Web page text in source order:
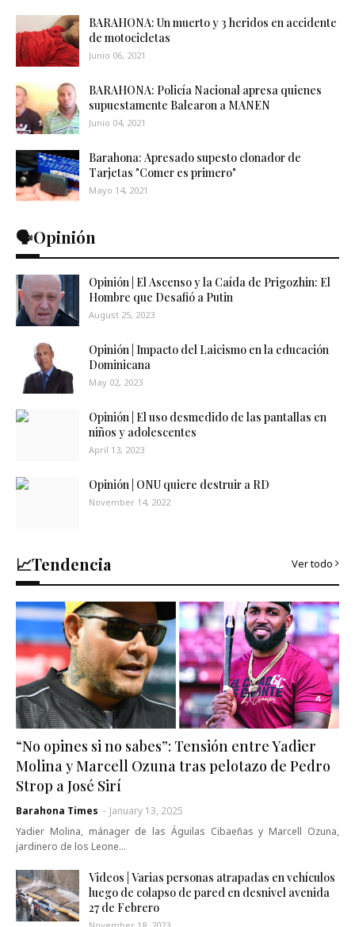
BARAHONA: Un muerto y 3 heridos en accidente
de motocicletas
Junio 06, 2021
BARAHONA: Policía Nacional apresa quienes
supuestamente Balearon a MANEN
Junio 04, 2021
Barahona: Apresado supesto clonador de
Tarjetas "Comer es primero"
Mayo 14, 2021
🗣️Opinión
Opinión | El Ascenso y la Caída de Prigozhin: El
Hombre que Desafió a Putin
August 25, 2023
Opinión | Impacto del Laicismo en la educación
Dominicana
May 02, 2023
Opinión | El uso desmedido de las pantallas en
niños y adolescentes
April 13, 2023
Opinión | ONU quiere destruir a RD
November 14, 2022
📈Tendencia Ver todo
“No opines si no sabes”: Tensión entre Yadier
Molina y Marcell Ozuna tras pelotazo de Pedro
Strop a José Sirí
Barahona Times - January 13, 2025
Yadier Molina, mánager de las Águilas Cibaeñas y Marcell Ozuna,
jardinero de los Leone…
Videos | Varias personas atrapadas en vehículos
luego de colapso de pared en desnivel avenida
27 de Febrero